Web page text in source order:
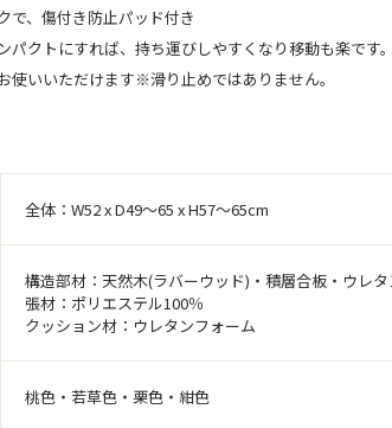
で、傷付き防止パッド付き
パクトにすれば、持ち運びしやすくなり移動も楽で
使いいただけます※滑り止めではありません。
全体：W52 x D49～65 x H57～65cm
構造部材：天然木(ラバーウッド)・積層合板・ウレ
張材：ポリエステル100％
クッション材：ウレタンフォーム
桃色・若草色・栗色・紺色